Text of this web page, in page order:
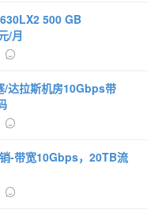
500 GB
/月
达拉斯机房10Gbps带
-带宽10Gbps，20TB流